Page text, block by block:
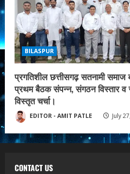
BILASPUR
प्रगतिशील छत्तीसगढ़ सतनामी समाज
प्रथम बैठक संपन्न, संगठन विस्तार व
विस्तृत चर्चा।
EDITOR - AMIT PATLE July
CONTACT US